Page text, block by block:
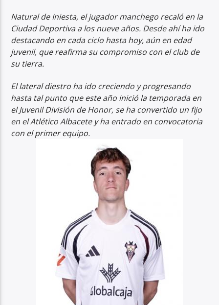
Natural de Iniesta, el jugador manchego recaló en la
Ciudad Deportiva a los nueve años. Desde ahí ha ido
destacando en cada ciclo hasta hoy, aún en edad
juvenil, que reafirma su compromiso con el club de
su tierra.
El lateral diestro ha ido creciendo y progresando
hasta tal punto que este año inició la temporada en
el Juvenil División de Honor, se ha convertido un fijo
en el Atlético Albacete y ha entrado en convocatoria
con el primer equipo.